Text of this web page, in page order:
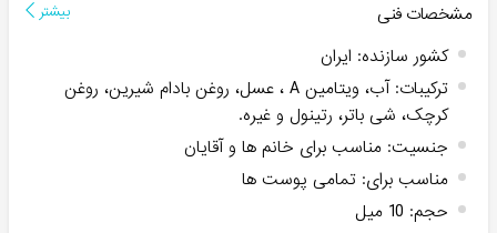
مشخصات فنی بیشتر
کشور سازنده: ایران
ترکیبات:
آب، ویتامین A ، عسل، روغن بادام شیرین، روغن
کرچک، شی باتر، رتینول و غیره.
جنسیت: مناسب برای خانم ها و آقایان
مناسب برای: تمامی پوست ها
حجم: 10 میل